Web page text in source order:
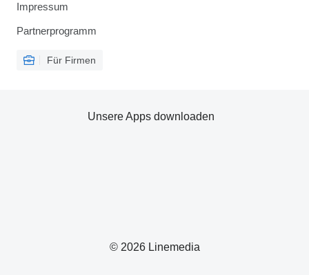
Impressum
Partnerprogramm
Für Firmen
© 2026 Linemedia
Unsere Apps downloaden